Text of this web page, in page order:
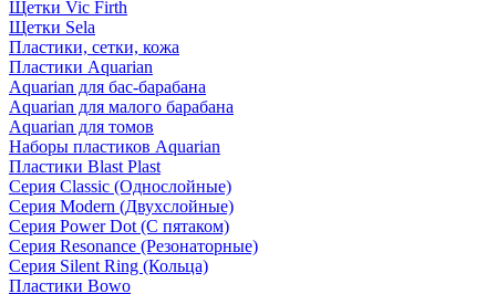
Щетки Vic Firth
Щетки Sela
Пластики, сетки, кожа
Пластики Aquarian
Aquarian для бас-барабана
Aquarian для малого барабана
Aquarian для томов
Наборы пластиков Aquarian
Пластики Blast Plast
Серия Classic (Однослойные)
Серия Modern (Двухслойные)
Серия Power Dot (С пятаком)
Серия Resonance (Резонаторные)
Серия Silent Ring (Кольца)
Пластики Bowo